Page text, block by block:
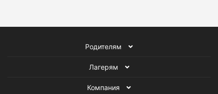
Тематические детские лагеря
Родителям
Лагерям
Компания